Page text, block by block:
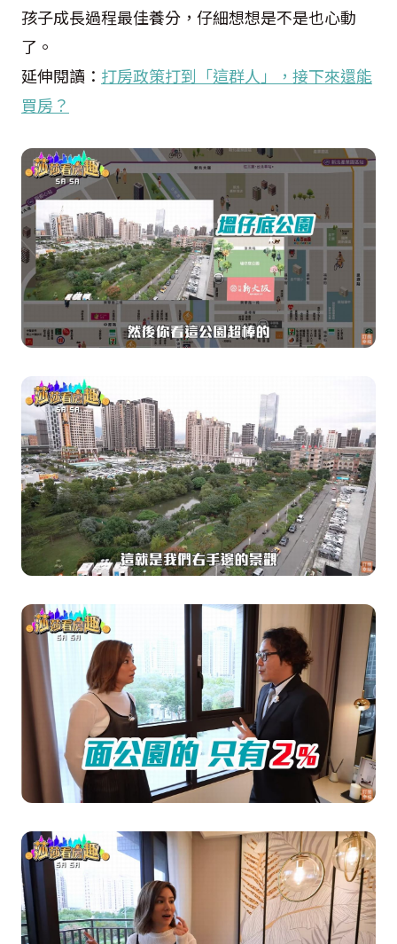
孩子成長過程最佳養分，仔細想想是不是也心動
了。
延伸閱讀： 打房政策打到「這群人」，接下來還能
買房？